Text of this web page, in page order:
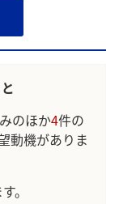
のほか4件の
動機がありま
。